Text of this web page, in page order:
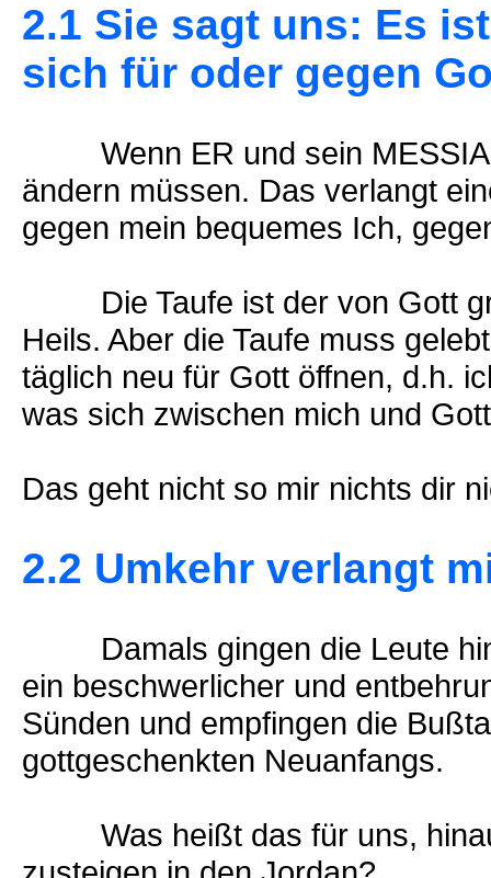
2.1 Sie sagt uns: Es
sich für oder gegen
Wenn ER und sein
ändern müssen. Das verlangt
gegen mein bequemes Ich,
Die Taufe ist der von Gott
Heils. Aber die Taufe muss
täglich neu für Gott öffnen, d.h.
was sich zwischen mich und
Das geht nicht so mir nichts dir
2.2 Umkehr verlangt
Damals gingen die Leute
ein beschwerlicher und
Sünden und empfingen die
gottgeschenkten Neuanfangs.
Was heißt das für uns,